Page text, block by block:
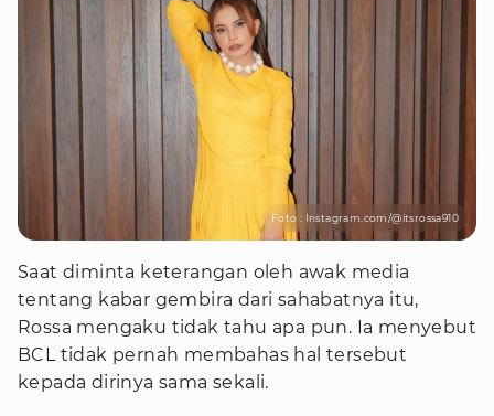
Foto : Instagram.com/@itsrossa910
Saat diminta keterangan oleh awak media
tentang kabar gembira dari sahabatnya itu,
Rossa mengaku tidak tahu apa pun. Ia menyebut
BCL tidak pernah membahas hal tersebut
kepada dirinya sama sekali.